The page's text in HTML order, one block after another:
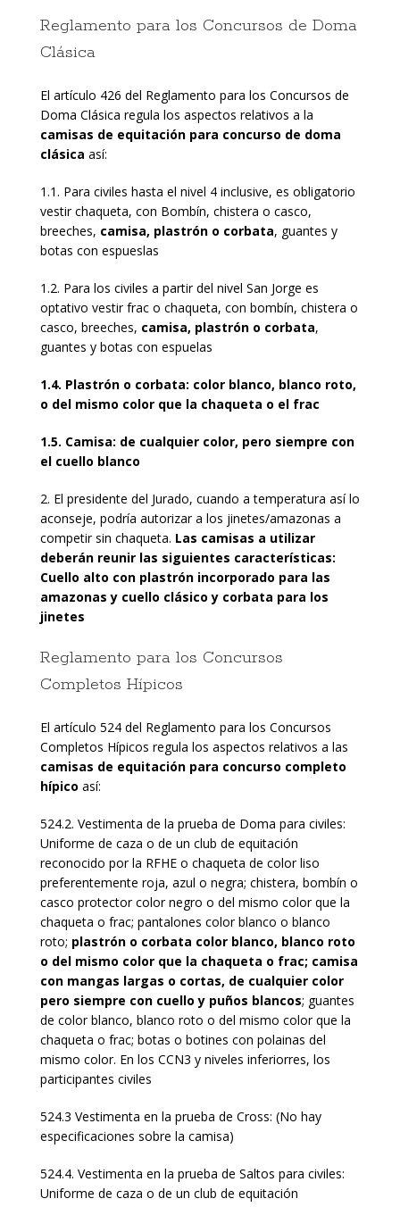
Reglamento para los Concursos de Doma
Clásica
El artículo 426 del Reglamento para los Concursos de
Doma Clásica regula los aspectos relativos a la
camisas de equitación para concurso de doma
clásica así:
1.1. Para civiles hasta el nivel 4 inclusive, es obligatorio
vestir chaqueta, con Bombín, chistera o casco,
breeches, camisa, plastrón o corbata, guantes y
botas con espueslas
1.2. Para los civiles a partir del nivel San Jorge es
optativo vestir frac o chaqueta, con bombín, chistera o
casco, breeches, camisa, plastrón o corbata,
guantes y botas con espuelas
1.4. Plastrón o corbata: color blanco, blanco roto,
o del mismo color que la chaqueta o el frac
1.5. Camisa: de cualquier color, pero siempre con
el cuello blanco
2. El presidente del Jurado, cuando a temperatura así lo
aconseje, podría autorizar a los jinetes/amazonas a
competir sin chaqueta. Las camisas a utilizar
deberán reunir las siguientes características:
Cuello alto con plastrón incorporado para las
amazonas y cuello clásico y corbata para los
jinetes
Reglamento para los Concursos
Completos Hípicos
El artículo 524 del Reglamento para los Concursos
Completos Hípicos regula los aspectos relativos a las
camisas de equitación para concurso completo
hípico así:
524.2. Vestimenta de la prueba de Doma para civiles:
Uniforme de caza o de un club de equitación
reconocido por la RFHE o chaqueta de color liso
preferentemente roja, azul o negra; chistera, bombín o
casco protector color negro o del mismo color que la
chaqueta o frac; pantalones color blanco o blanco
roto; plastrón o corbata color blanco, blanco roto
o del mismo color que la chaqueta o frac; camisa
con mangas largas o cortas, de cualquier color
pero siempre con cuello y puños blancos; guantes
de color blanco, blanco roto o del mismo color que la
chaqueta o frac; botas o botines con polainas del
mismo color. En los CCN3 y niveles inferiorres, los
participantes civiles
524.3 Vestimenta en la prueba de Cross: (No hay
especificaciones sobre la camisa)
524.4. Vestimenta en la prueba de Saltos para civiles:
Uniforme de caza o de un club de equitación